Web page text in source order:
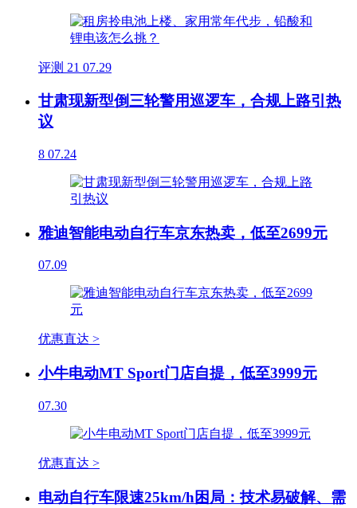
评测 21 07.29
甘肃现新型倒三轮警用巡逻车，合规上路引热
议
8 07.24
雅迪智能电动自行车京东热卖，低至2699元
07.09
优惠直达 >
小牛电动MT Sport门店自提，低至3999元
07.30
优惠直达 >
电动自行车限速25km/h困局：技术易破解、需